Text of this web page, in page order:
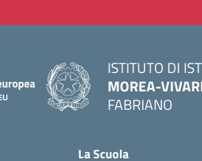
ISTITUTO DI
MOREA-
FABRIANO
La Scuola